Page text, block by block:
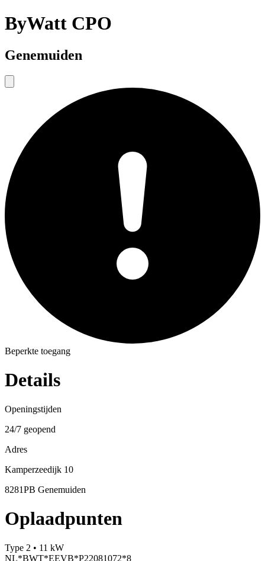
ByWatt CPO
Genemuiden
Beperkte toegang
Details
Openingstijden
24/7 geopend
Adres
Kamperzeedijk 10
8281PB Genemuiden
Oplaadpunten
Type 2 • 11 kW
NL*BWT*EEVB*P22081072*8